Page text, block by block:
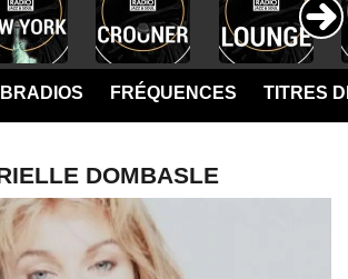
FRÉQUENCES TITRES
DOMBASLE